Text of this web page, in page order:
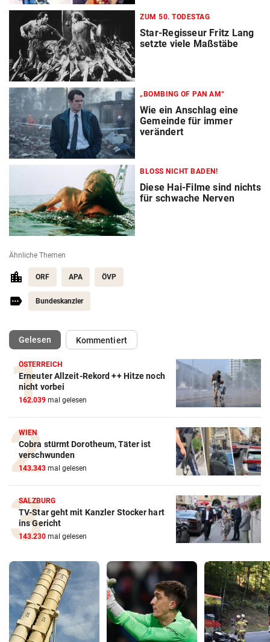
ZUM 50. TODESTAG
Star-Regisseur Fritz Lang
setzte viele Maßstäbe
„BOMBING OF PAN AM“
Wie ein Anschlag eine
Gemeinde für immer
verändert
BLOSS NICHT BADEN!
Diese Hai-Filme sind nichts
für schwache Nerven
Ähnliche Themen
ORF APA ÖVP
Bundeskanzler
Gelesen(ausgewählt)Kommentiert
ÖSTERREICH
Erneuter Allzeit-Rekord ++ Hitze noch
nicht vorbei
162.039 mal gelesen
WIEN
Cobra stürmt Dorotheum, Täter ist
verschwunden
143.343 mal gelesen
SALZBURG
TV-Star geht mit Kanzler Stocker hart
ins Gericht
143.230 mal gelesen